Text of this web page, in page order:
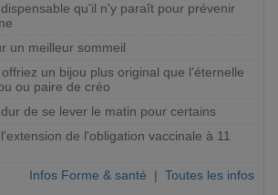
qu'il n'y paraît pour prévenir
un meilleur sommeil
un bijou plus original que l'éternelle
ou paire de créo
de se lever le matin pour certains
de l'obligation vaccinale à 11
Infos Forme & santé | Toutes les infos